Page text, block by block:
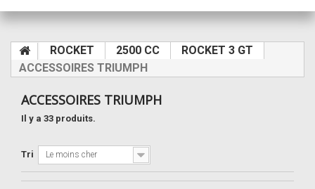
ROCKET 2500 CC
ROCKET 3 GT
ACCESSOIRES TRIUMPH
ACCESSOIRES TRIUMPH
Il y a 33 produits.
Tri Le moins cher